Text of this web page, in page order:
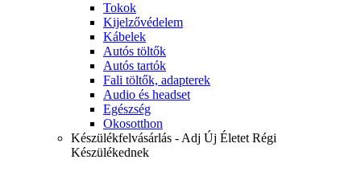
Tokok
Kijelzővédelem
Kábelek
Autós töltők
Autós tartók
Fali töltők, adapterek
Audio és headset
Egészség
Okosotthon
Készülékfelvásárlás - Adj Új Életet Régi
Készülékednek